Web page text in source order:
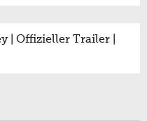
| Offizieller Trailer |